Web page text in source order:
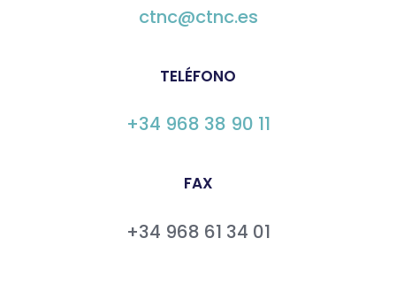
ctnc@ctnc.es
TELÉFONO
+34 968 38 90 11
FAX
+34 968 61 34 01